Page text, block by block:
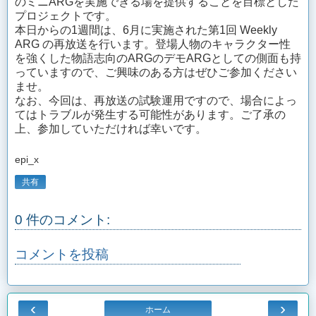
プロジェクトです。
本日からの1週間は、6月に実施された第1回 Weekly
ARG の再放送を行います。登場人物のキャラクター性
を強くした物語志向のARGのデモARGとしての側面も持
っていますので、ご興味のある方はぜひご参加ください
ませ。
なお、今回は、再放送の試験運用ですので、場合によっ
てはトラブルが発生する可能性があります。ご了承の
上、参加していただければ幸いです。
epi_x
共有
0 件のコメント:
コメントを投稿
‹ ›
ホーム